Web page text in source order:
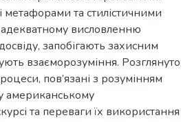
метафорами та стилістичними
висловленню
запобігають захисним
взаєморозуміння. Розглянуто
пов’язані з розумінням
американському
та переваги їх використання